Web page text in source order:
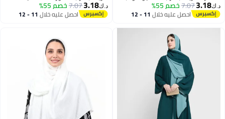
اللؤلؤ (أبيض ذهبي)
د.ك‏3.18
7.07خصم 55%
احصل عليه خلال 11 - 12
وحبات اللؤلؤ (بني ماهوجني)
د.ك‏3.18
7.07خصم 55%
احصل عليه خلال 11 - 12